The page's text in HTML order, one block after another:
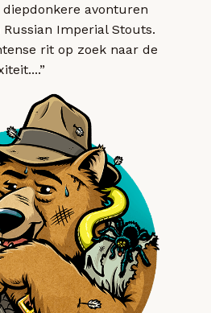
avonturen
Imperial Stouts.
rit op zoek naar de